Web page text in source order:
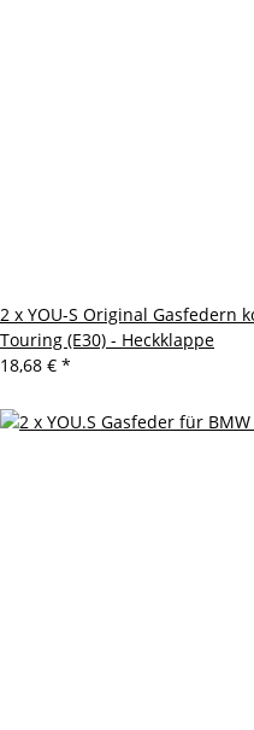
2 x YOU-S Original Gasfedern
Touring (E30) - Heckklappe
18,68 € *